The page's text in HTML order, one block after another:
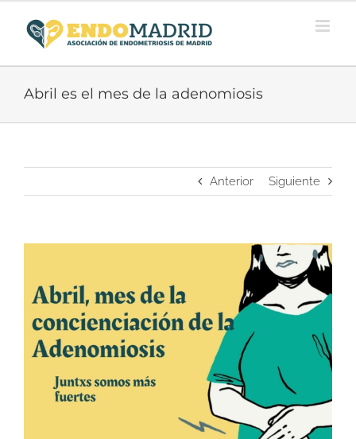
contenido
Abril es el mes de la adenomiosis
Anterior Siguiente
imagen
más
grande